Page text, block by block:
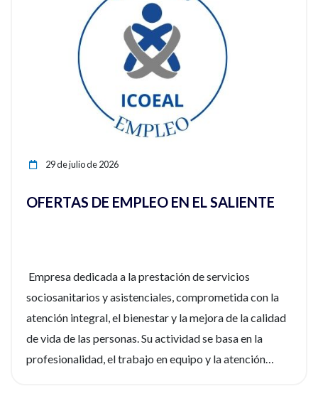
29 de julio de 2026
OFERTAS DE EMPLEO EN EL SALIENTE
Empresa dedicada a la prestación de servicios
sociosanitarios y asistenciales, comprometida con la
atención integral, el bienestar y la mejora de la calidad
de vida de las personas. Su actividad se basa en la
profesionalidad, el trabajo en equipo y la atención